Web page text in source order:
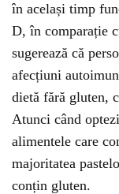
în același timp
D, în comparație
sugerează că
afecțiuni
dietă fără gluten,
Atunci când
alimentele care
majoritatea
conțin gluten.